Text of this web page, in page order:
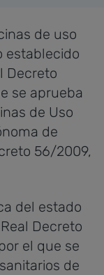
de uso
establecido
Decreto
se aprueba
de Uso
de
56/2009,
del estado
Decreto
el que se
de